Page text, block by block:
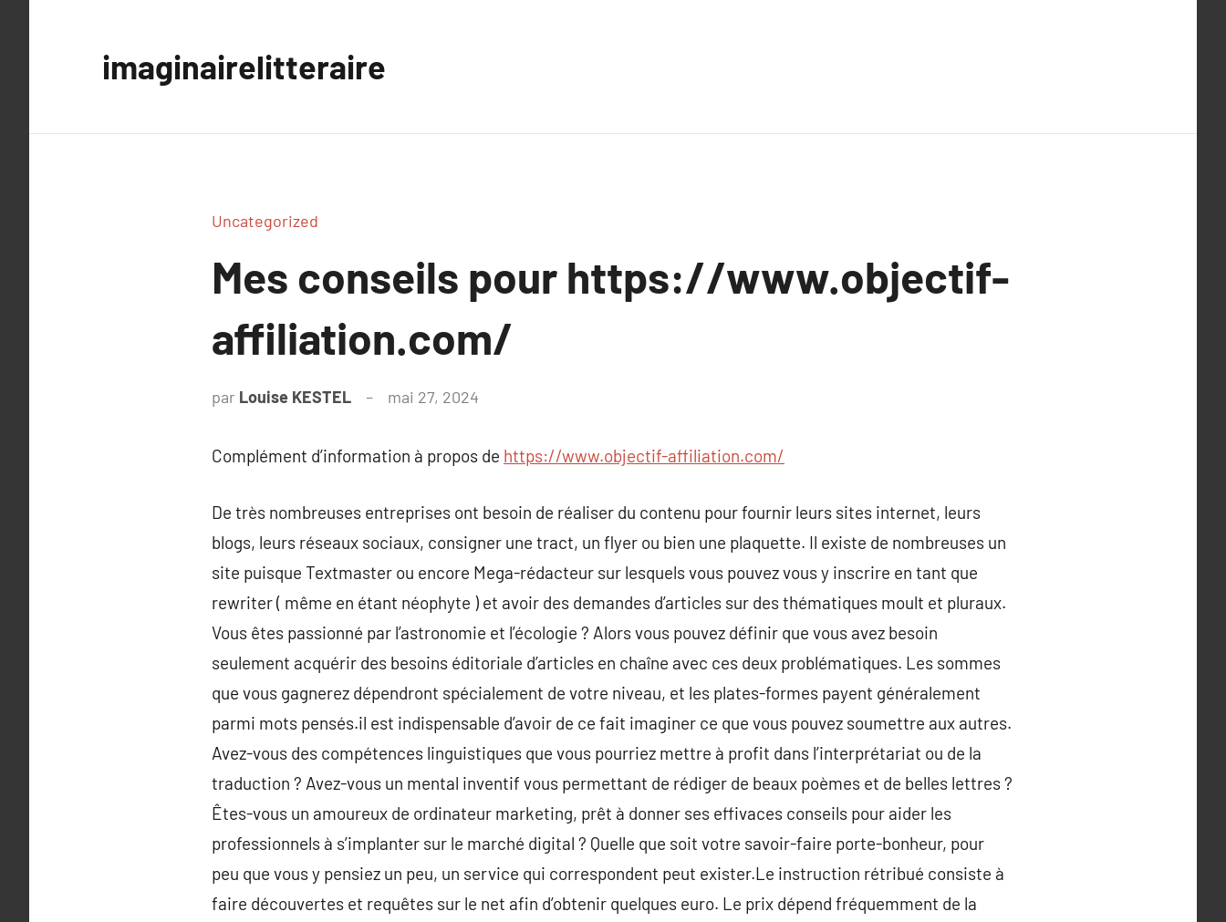
imaginairelitteraire
Uncategorized
Mes conseils pour https://www.objectif-
affiliation.com/
par Louise KESTEL mai 27, 2024
Complément d’information à propos de https://www.objectif-affiliation.com/
De très nombreuses entreprises ont besoin de réaliser du contenu pour fournir leurs sites internet, leurs
blogs, leurs réseaux sociaux, consigner une tract, un flyer ou bien une plaquette. Il existe de nombreuses un
site puisque Textmaster ou encore Mega-rédacteur sur lesquels vous pouvez vous y inscrire en tant que
rewriter ( même en étant néophyte ) et avoir des demandes d’articles sur des thématiques moult et pluraux.
Vous êtes passionné par l’astronomie et l’écologie ? Alors vous pouvez définir que vous avez besoin
seulement acquérir des besoins éditoriale d’articles en chaîne avec ces deux problématiques. Les sommes
que vous gagnerez dépendront spécialement de votre niveau, et les plates-formes payent généralement
parmi mots pensés.il est indispensable d’avoir de ce fait imaginer ce que vous pouvez soumettre aux autres.
Avez-vous des compétences linguistiques que vous pourriez mettre à profit dans l’interprétariat ou de la
traduction ? Avez-vous un mental inventif vous permettant de rédiger de beaux poèmes et de belles lettres ?
Êtes-vous un amoureux de ordinateur marketing, prêt à donner ses effivaces conseils pour aider les
professionnels à s’implanter sur le marché digital ? Quelle que soit votre savoir-faire porte-bonheur, pour
peu que vous y pensiez un peu, un service qui correspondent peut exister.Le instruction rétribué consiste à
faire découvertes et requêtes sur le net afin d’obtenir quelques euro. Le prix dépend fréquemment de la